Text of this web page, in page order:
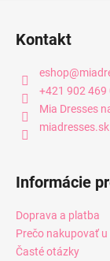
Kontakt
eshop@
+421 902 469
Mia Dresses
miadresses.sk
Informácie
Doprava a platba
Prečo nakupovať u
Časté otázky